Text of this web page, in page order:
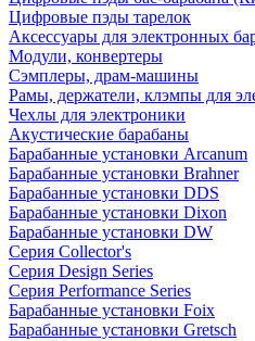
Цифровые пэды тарелок
Аксессуары для электронных
Модули, конвертеры
Сэмплеры, драм-машины
Рамы, держатели, клэмпы для
Чехлы для электроники
Акустические барабаны
Барабанные установки Arcanum
Барабанные установки Brahner
Барабанные установки DDS
Барабанные установки Dixon
Барабанные установки DW
Серия Collector's
Серия Design Series
Серия Performance Series
Барабанные установки Foix
Барабанные установки Gretsch